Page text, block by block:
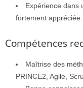
Expérience dans
fortement appréciée.
Compétences
Maîtrise des
PRINCE2, Agile,